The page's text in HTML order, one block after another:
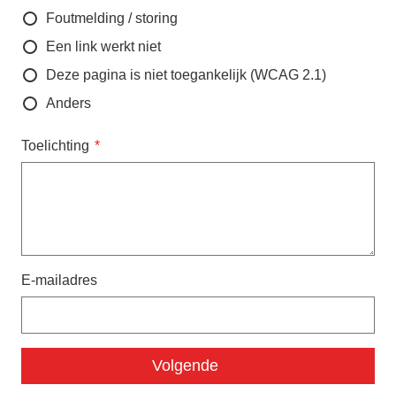
Foutmelding / storing
Een link werkt niet
Deze pagina is niet toegankelijk (WCAG 2.1)
Anders
Toelichting
E-mailadres